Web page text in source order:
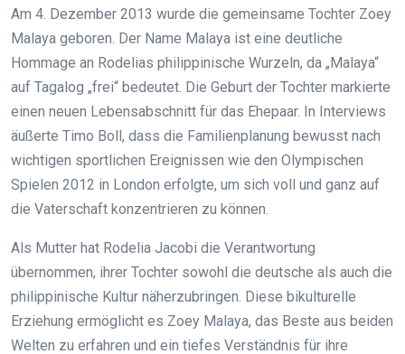
Am 4. Dezember 2013 wurde die gemeinsame Tochter Zoey
Malaya geboren. Der Name Malaya ist eine deutliche
Hommage an Rodelias philippinische Wurzeln, da „Malaya“
auf Tagalog „frei“ bedeutet. Die Geburt der Tochter markierte
einen neuen Lebensabschnitt für das Ehepaar. In Interviews
äußerte Timo Boll, dass die Familienplanung bewusst nach
wichtigen sportlichen Ereignissen wie den Olympischen
Spielen 2012 in London erfolgte, um sich voll und ganz auf
die Vaterschaft konzentrieren zu können.
Als Mutter hat Rodelia Jacobi die Verantwortung
übernommen, ihrer Tochter sowohl die deutsche als auch die
philippinische Kultur näherzubringen. Diese bikulturelle
Erziehung ermöglicht es Zoey Malaya, das Beste aus beiden
Welten zu erfahren und ein tiefes Verständnis für ihre